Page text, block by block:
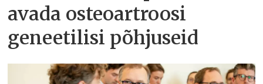
avada osteoartroosi
geneetilisi põhjuseid